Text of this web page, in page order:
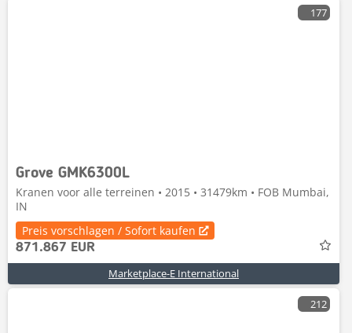
177
Grove GMK6300L
Kranen voor alle terreinen • 2015 • 31479km • FOB Mumbai,
IN
Preis vorschlagen / Sofort kaufen
871.867 EUR
Marketplace-E International
212